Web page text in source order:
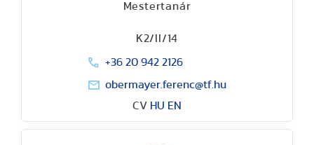
Mestertanár
K2/II/14
+36 20 942 2126
obermayer.ferenc@tf.hu
CV HU EN